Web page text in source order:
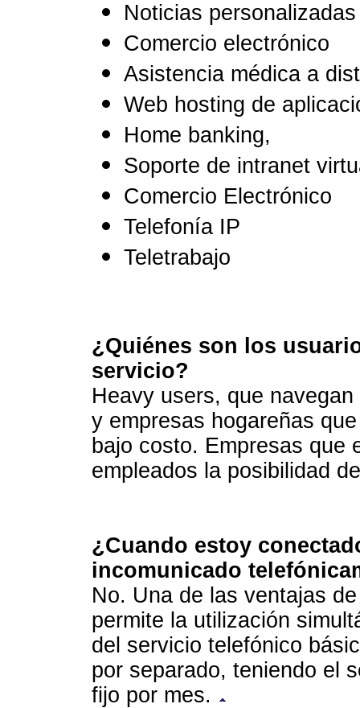
Noticias personalizadas
Comercio electrónico
Asistencia médica a
Web hosting de
Home banking,
Soporte de intranet
Comercio Electrónico
Telefonía IP
Teletrabajo
¿Quiénes son los
servicio?
Heavy users, que
y empresas hogareñas
bajo costo. Empresas que
empleados la posibilidad
¿Cuando estoy
incomunicado
No. Una de las ventajas
permite la utilización
del servicio telefónico
por separado, teniendo el
fijo por mes.